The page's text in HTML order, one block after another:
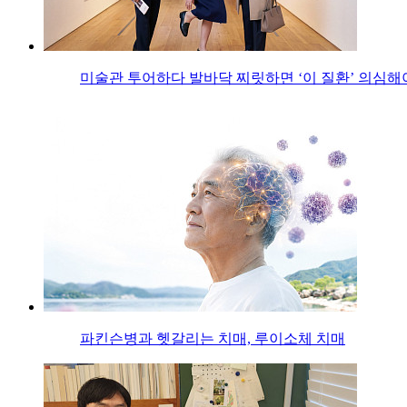
미술관 투어하다 발바닥 찌릿하면 ‘이 질환’ 의심해
파킨슨병과 헷갈리는 치매, 루이소체 치매